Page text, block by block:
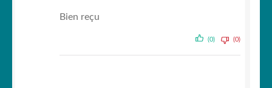
Bien reçu
(0) (0)